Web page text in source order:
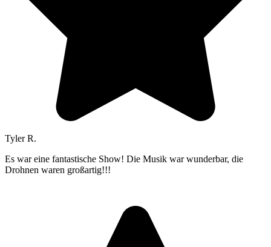
Tyler R.
Es war eine fantastische Show! Die Musik war wunderbar, die
Drohnen waren großartig!!!